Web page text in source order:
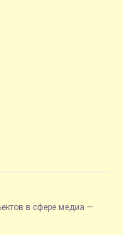
в сфере медиа —